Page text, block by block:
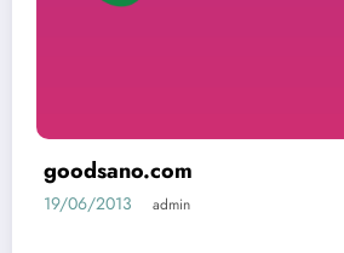
goodsano.com
19/06/2013 admin